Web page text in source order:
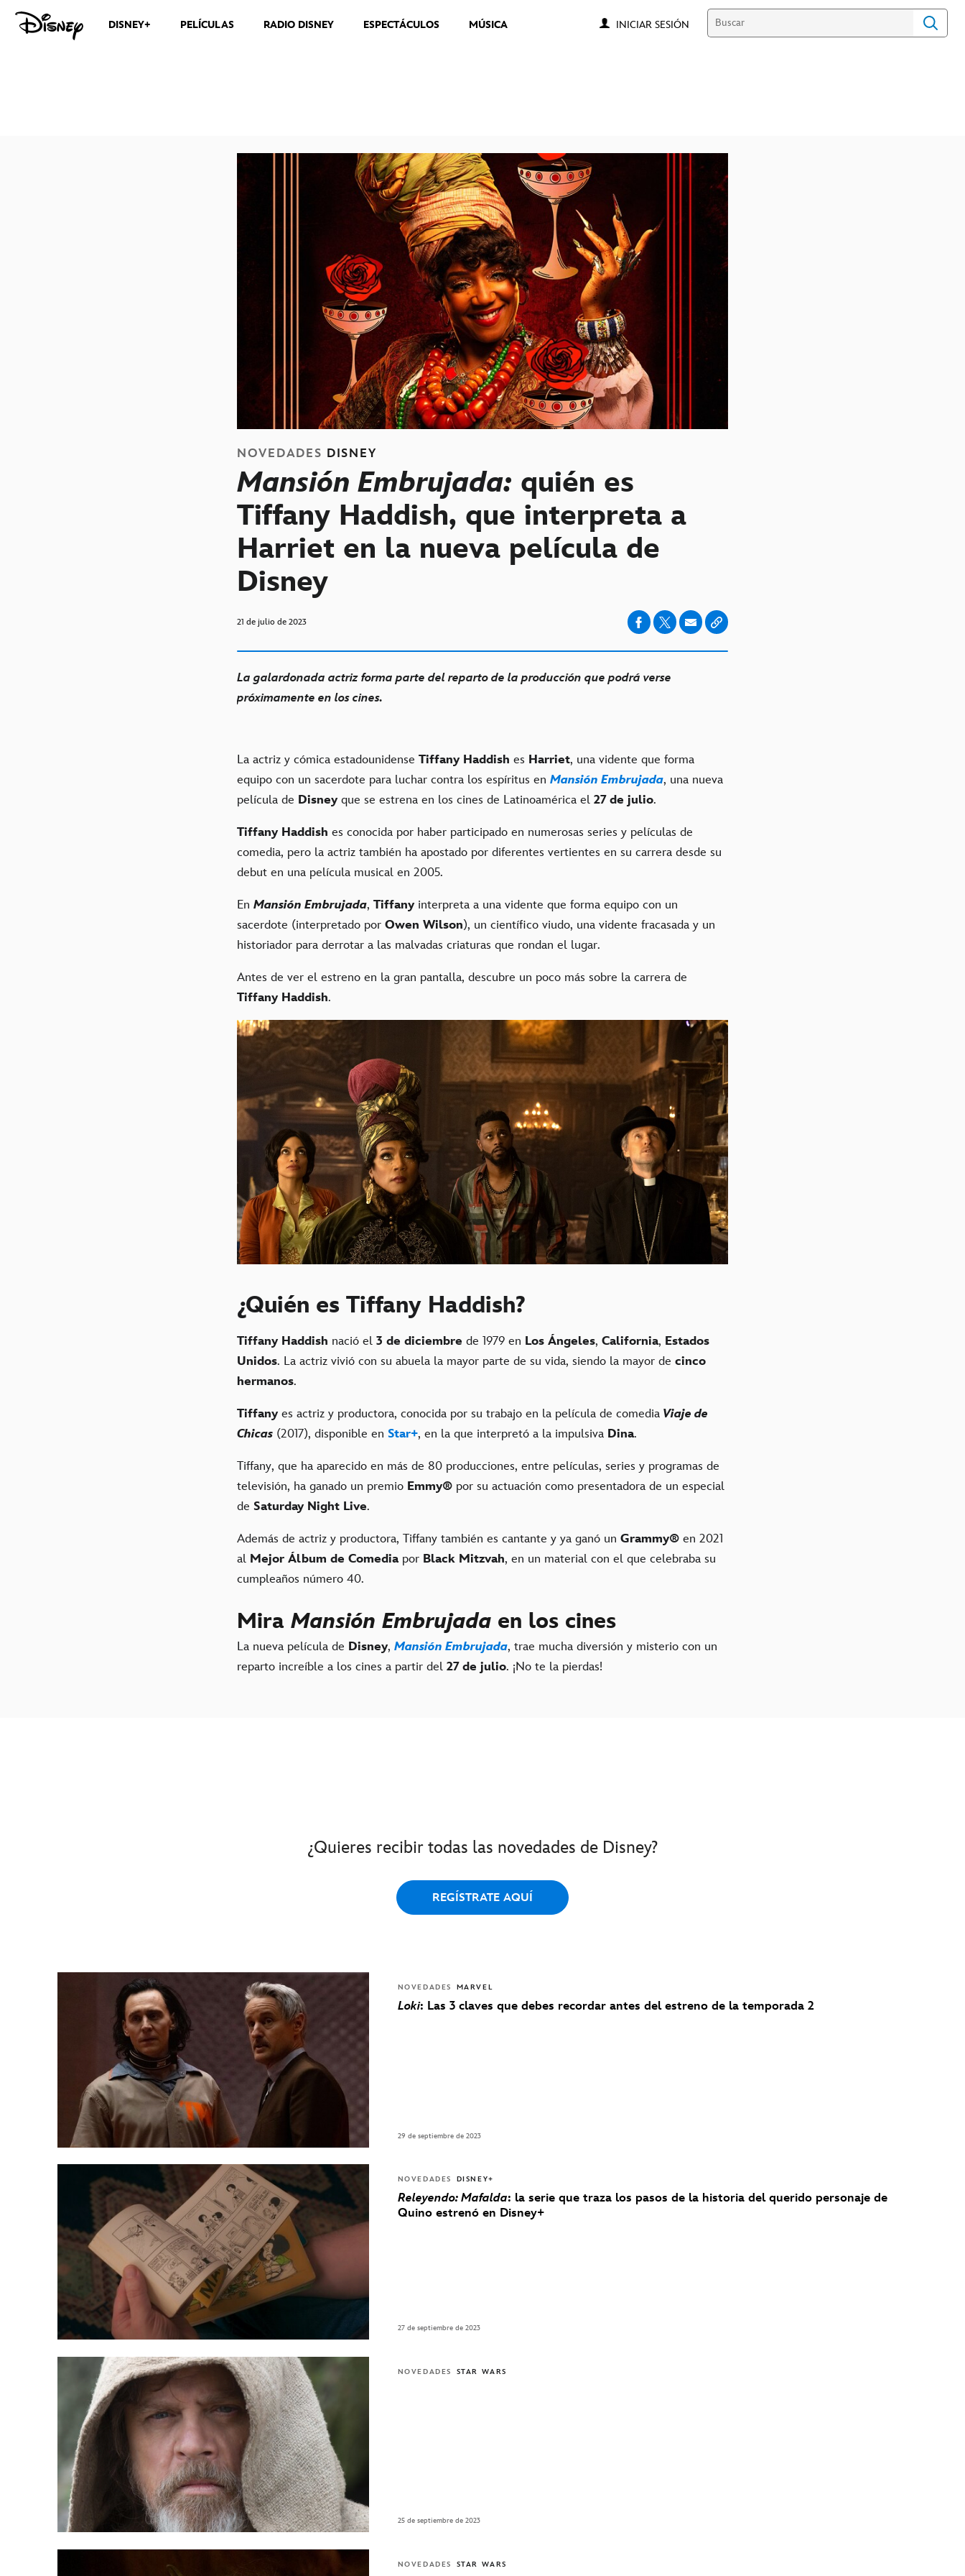
DISNEY+ PELÍCULAS RADIO DISNEY ESPECTÁCULOS MÚSICA INICIAR SESIÓN
NOVEDADES DISNEY
Mansión Embrujada: quién es
Tiffany Haddish, que interpreta a
Harriet en la nueva película de
Disney
21 de julio de 2023
La galardonada actriz forma parte del reparto de la producción que podrá verse
próximamente en los cines.
La actriz y cómica estadounidense Tiffany Haddish es Harriet, una vidente que forma
equipo con un sacerdote para luchar contra los espíritus en Mansión Embrujada, una nueva
película de Disney que se estrena en los cines de Latinoamérica el 27 de julio.
Tiffany Haddish es conocida por haber participado en numerosas series y películas de
comedia, pero la actriz también ha apostado por diferentes vertientes en su carrera desde su
debut en una película musical en 2005.
En Mansión Embrujada, Tiffany interpreta a una vidente que forma equipo con un
sacerdote (interpretado por Owen Wilson), un científico viudo, una vidente fracasada y un
historiador para derrotar a las malvadas criaturas que rondan el lugar.
Antes de ver el estreno en la gran pantalla, descubre un poco más sobre la carrera de
Tiffany Haddish.
¿Quién es Tiffany Haddish?
Tiffany Haddish nació el 3 de diciembre de 1979 en Los Ángeles, California, Estados
Unidos. La actriz vivió con su abuela la mayor parte de su vida, siendo la mayor de cinco
hermanos.
Tiffany es actriz y productora, conocida por su trabajo en la película de comedia Viaje de
Chicas (2017), disponible en Star+, en la que interpretó a la impulsiva Dina.
Tiffany, que ha aparecido en más de 80 producciones, entre películas, series y programas de
televisión, ha ganado un premio Emmy® por su actuación como presentadora de un especial
de Saturday Night Live.
Además de actriz y productora, Tiffany también es cantante y ya ganó un Grammy® en 2021
al Mejor Álbum de Comediapor Black Mitzvah, en un material con el que celebraba su
cumpleaños número 40.
Mira Mansión Embrujada en los cines
La nueva película de Disney, Mansión Embrujada, trae mucha diversión y misterio con un
reparto increíble a los cines a partir del 27 de julio. ¡No te la pierdas!
¿Quieres recibir todas las novedades de Disney?
REGÍSTRATE AQUÍ
NOVEDADES MARVEL
Loki: Las 3 claves que debes recordar antes del estreno de la temporada 2
29 de septiembre de 2023
NOVEDADES DISNEY+
Releyendo: Mafalda: la serie que traza los pasos de la historia del querido personaje de
Quino estrenó en Disney+
27 de septiembre de 2023
NOVEDADES STAR WARS
25 de septiembre de 2023
NOVEDADES STAR WARS